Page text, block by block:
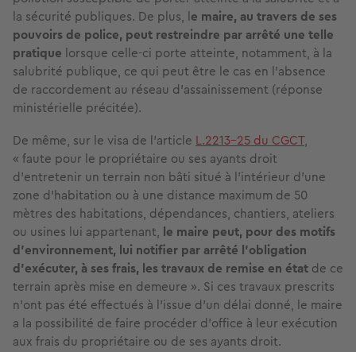
la sécurité publiques. De plus, le maire, au travers de ses
pouvoirs de police, peut restreindre par arrêté une telle
pratique lorsque celle-ci porte atteinte, notamment, à la
salubrité publique, ce qui peut être le cas en l'absence
de raccordement au réseau d'assainissement (réponse
ministérielle précitée).
De même, sur le visa de l'article L.2213-25 du CGCT,
« faute pour le propriétaire ou ses ayants droit
d'entretenir un terrain non bâti situé à l'intérieur d'une
zone d'habitation ou à une distance maximum de 50
mètres des habitations, dépendances, chantiers, ateliers
ou usines lui appartenant, le maire peut, pour des motifs
d'environnement, lui notifier par arrêté l'obligation
d'exécuter, à ses frais, les travaux de remise en état de ce
terrain après mise en demeure ». Si ces travaux prescrits
n'ont pas été effectués à l'issue d’un délai donné, le maire
a la possibilité de faire procéder d'office à leur exécution
aux frais du propriétaire ou de ses ayants droit.